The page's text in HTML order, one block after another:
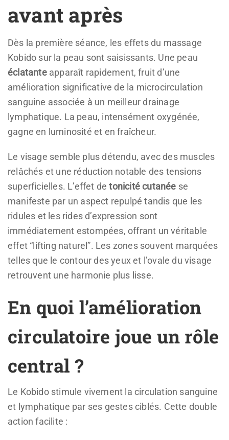
avant après
Dès la première séance, les effets du massage
Kobido sur la peau sont saisissants. Une peau
éclatanteapparaît rapidement, fruit d’une
amélioration significative de la microcirculation
sanguine associée à un meilleur drainage
lymphatique. La peau, intensément oxygénée,
gagne en luminosité et en fraîcheur.
Le visage semble plus détendu, avec des muscles
relâchés et une réduction notable des tensions
superficielles. L’effet detonicité cutanée se
manifeste par un aspect repulpé tandis que les
ridules et les rides d’expression sont
immédiatement estompées, offrant un véritable
effet “lifting naturel”. Les zones souvent marquées
telles que le contour des yeux et l’ovale du visage
retrouvent une harmonie plus lisse.
En quoi l’amélioration
circulatoire joue un rôle
central ?
Le Kobido stimule vivement la circulation sanguine
et lymphatique par ses gestes ciblés. Cette double
action facilite :